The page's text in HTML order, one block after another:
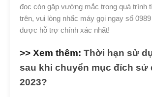
đọc còn gặp vướng mắc trong quá trình
trên, vui lòng nhấc máy gọi ngay số
được hỗ trợ chính xác nhất!
>> Xem thêm: Thời hạn sử
sau khi chuyển mục đích sử
2023?